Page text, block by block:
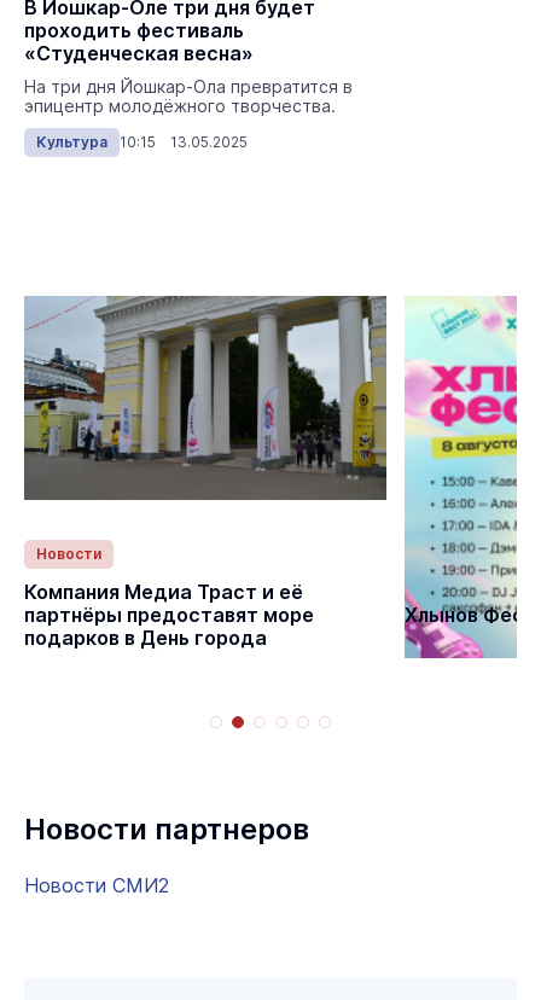
В Йошкар-Оле три дня будет
проходить фестиваль
«Студенческая весна»
На три дня Йошкар-Ола превратится в
эпицентр молодёжного творчества.
Культура 10:15 13.05.2025
Новости
Компания Медиа Траст и её
партнёры предоставят море
подарков в День города
Статьи
Хлынов Фест
Новости партнеров
Новости СМИ2